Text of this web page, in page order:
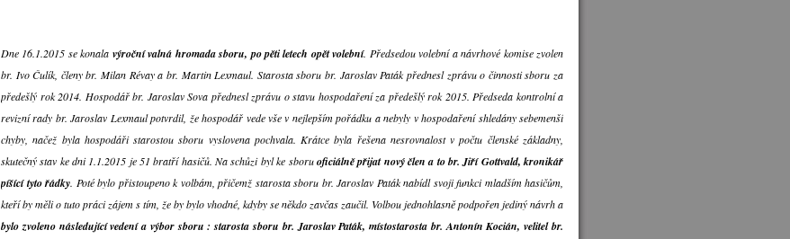
Dne 16.1.2015 se konala výroční valná hromada sboru, po pěti letech opět volební. Předsedou volební a návrhové komise zvolen
br. Ivo Čulík, členy br. Milan Révay a br. Martin Lexmaul. Starosta sboru br. Jaroslav Paták přednesl zprávu o činnosti sboru za
předešlý rok 2014. Hospodář br. Jaroslav Sova přednesl zprávu o stavu hospodaření za předešlý rok 2015. Předseda kontrolní a
revizní rady br. Jaroslav Lexmaul potvrdil, že hospodář vede vše v nejlepším pořádku a nebyly v hospodaření shledány sebemenší
chyby, načež byla hospodáři starostou sboru vyslovena pochvala. Krátce byla řešena nesrovnalost v počtu členské základny,
skutečný stav ke dni 1.1.2015 je 51 bratří hasičů. Na schůzi byl ke sboruoficiálně přijat nový člen a to br. Jiří Gottvald, kronikář
píšící tyto řádky. Poté bylo přistoupeno k volbám, přičemž starosta sboru br. Jaroslav Paták nabídl svoji funkci mladším hasičům,
kteří by měli o tuto práci zájem s tím, že by bylo vhodné, kdyby se někdo zavčas zaučil. Volbou jednohlasně podpořen jediný návrh a
bylo zvoleno následující vedení a výbor sboru : starosta sboru br. Jaroslav Paták, místostarosta br. Antonín Kocián, velitel br.